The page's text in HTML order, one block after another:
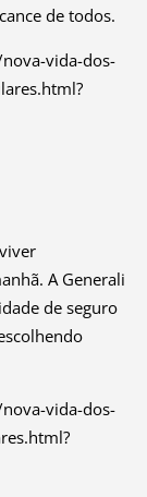
de todos.
vida-dos-
A Generali
de seguro
vida-dos-